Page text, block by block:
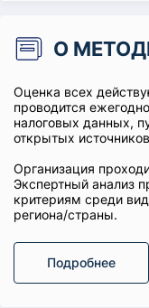
О
Оценка всех
проводится
налоговых данных,
открытых
Организация
Экспертный анализ
критериям среди
региона/страны.
Подробнее